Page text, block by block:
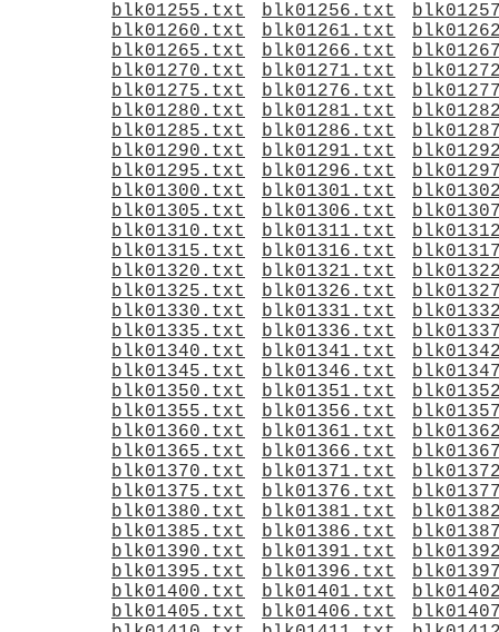
blk01255.txt
blk01256.txt
blk01260.txt
blk01261.txt
blk01265.txt
blk01266.txt
blk01270.txt
blk01271.txt
blk01275.txt
blk01276.txt
blk01280.txt
blk01281.txt
blk01285.txt
blk01286.txt
blk01290.txt
blk01291.txt
blk01295.txt
blk01296.txt
blk01300.txt
blk01301.txt
blk01305.txt
blk01306.txt
blk01310.txt
blk01311.txt
blk01315.txt
blk01316.txt
blk01320.txt
blk01321.txt
blk01325.txt
blk01326.txt
blk01330.txt
blk01331.txt
blk01335.txt
blk01336.txt
blk01340.txt
blk01341.txt
blk01345.txt
blk01346.txt
blk01350.txt
blk01351.txt
blk01355.txt
blk01356.txt
blk01360.txt
blk01361.txt
blk01365.txt
blk01366.txt
blk01370.txt
blk01371.txt
blk01375.txt
blk01376.txt
blk01380.txt
blk01381.txt
blk01385.txt
blk01386.txt
blk01390.txt
blk01391.txt
blk01395.txt
blk01396.txt
blk01400.txt
blk01401.txt
blk01405.txt
blk01406.txt